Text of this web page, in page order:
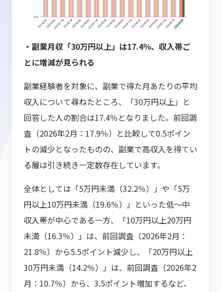
・副業月収「30万円以上」は17.4％、収入帯ご
とに増減が見られる
副業経験者を対象に、副業で得た月あたりの平均
収入について尋ねたところ、「30万円以上」と
回答した人の割合は17.4％となりました。前回調
査（2026年2月：17.9％）と比較して0.5ポイン
トの減少となったものの、副業で高収入を得てい
る層は引き続き一定数存在しています。
全体としては「5万円未満（32.2％）」や「5万
円以上10万円未満（19.6％）」といった低〜中
収入帯が中心である一方、「10万円以上20万円
未満（16.3％）」は、前回調査（2026年2月：
21.8％）から5.5ポイント減少し、「20万円以上
30万円未満（14.2％）」は、前回調査（2026年2
月：10.7％）から、3.5ポイント増加するなど、